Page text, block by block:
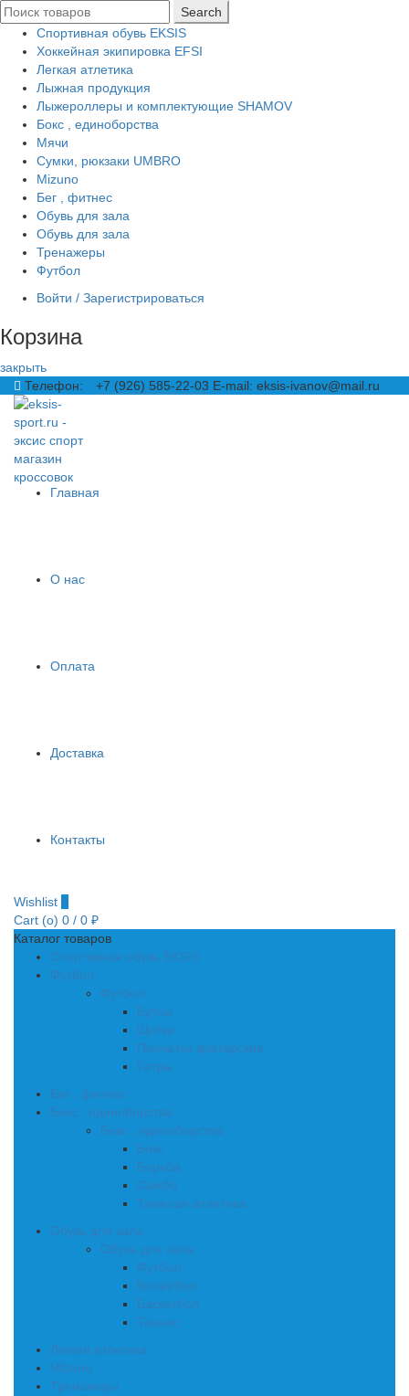
Search
Спортивная обувь EKSIS
Хоккейная экипировка EFSI
Легкая атлетика
Лыжная продукция
Лыжероллеры и комплектующие SHAMOV
Бокс , единоборства
Мячи
Сумки, рюкзаки UMBRO
Mizuno
Бег , фитнес
Обувь для зала
Обувь для зала
Тренажеры
Футбол
Войти / Зарегистрироваться
Корзина
закрыть
Телефон:
+7 (926) 585-22-03 E-mail: eksis-ivanov@mail.ru
Главная
О нас
Оплата
Доставка
Контакты
Wishlist 0
Cart (o) 0 / 0 ₽
Каталог товаров
Спортивная обувь EKSIS
Футбол
Футбол
Бутсы
Щитки
Перчатки вратарские
Гетры
Бег , фитнес
Бокс , единоборства
Бокс , единоборства
Бокс
Борьба
Самбо
Тяжелая атлетика
Обувь для зала
Обувь для зала
Футбол
Волейбол
Баскетбол
Теннис
Легкая атлетика
Mizuno
Тренажеры